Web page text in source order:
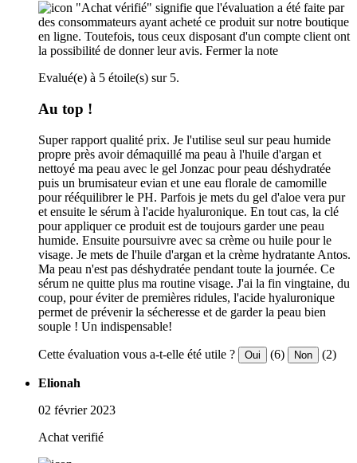
"Achat vérifié" signifie que l'évaluation a été faite par
des consommateurs ayant acheté ce produit sur notre boutique
en ligne. Toutefois, tous ceux disposant d'un compte client ont
la possibilité de donner leur avis. Fermer la note
Evalué(e) à 5 étoile(s) sur 5.
Au top !
Super rapport qualité prix. Je l'utilise seul sur peau humide
propre près avoir démaquillé ma peau à l'huile d'argan et
nettoyé ma peau avec le gel Jonzac pour peau déshydratée
puis un brumisateur evian et une eau florale de camomille
pour rééquilibrer le PH. Parfois je mets du gel d'aloe vera pur
et ensuite le sérum à l'acide hyaluronique. En tout cas, la clé
pour appliquer ce produit est de toujours garder une peau
humide. Ensuite poursuivre avec sa crème ou huile pour le
visage. Je mets de l'huile d'argan et la crème hydratante Antos.
Ma peau n'est pas déshydratée pendant toute la journée. Ce
sérum ne quitte plus ma routine visage. J'ai la fin vingtaine, du
coup, pour éviter de premières ridules, l'acide hyaluronique
permet de prévenir la sécheresse et de garder la peau bien
souple ! Un indispensable!
Cette évaluation vous a-t-elle été utile ? Oui (6) Non (2)
Elionah
02 février 2023
Achat verifié